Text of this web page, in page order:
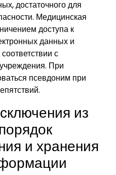
достаточного для
Медицинская
доступа к
данных и
с
При
псевдоним при
из
и хранения